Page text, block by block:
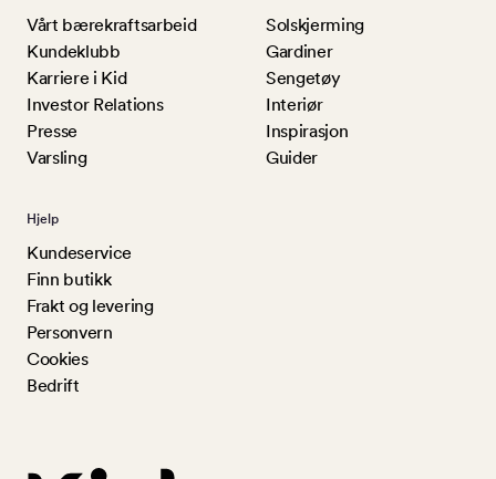
Vårt bærekraftsarbeid
Kundeklubb
Karriere i Kid
Investor Relations
Presse
Varsling
Solskjerming
Gardiner
Sengetøy
Interiør
Inspirasjon
Guider
Hjelp
Kundeservice
Finn butikk
Frakt og levering
Personvern
Cookies
Bedrift